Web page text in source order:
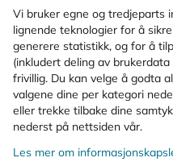
KUNDER SOM SÅ
Vi bruker egne og tredjeparts
lignende teknologier for å
generere statistikk, og for å
(inkludert deling av
frivillig. Du kan velge å godta
valgene dine per kategori
eller trekke tilbake dine
nederst på nettsiden vår.
Les mer om